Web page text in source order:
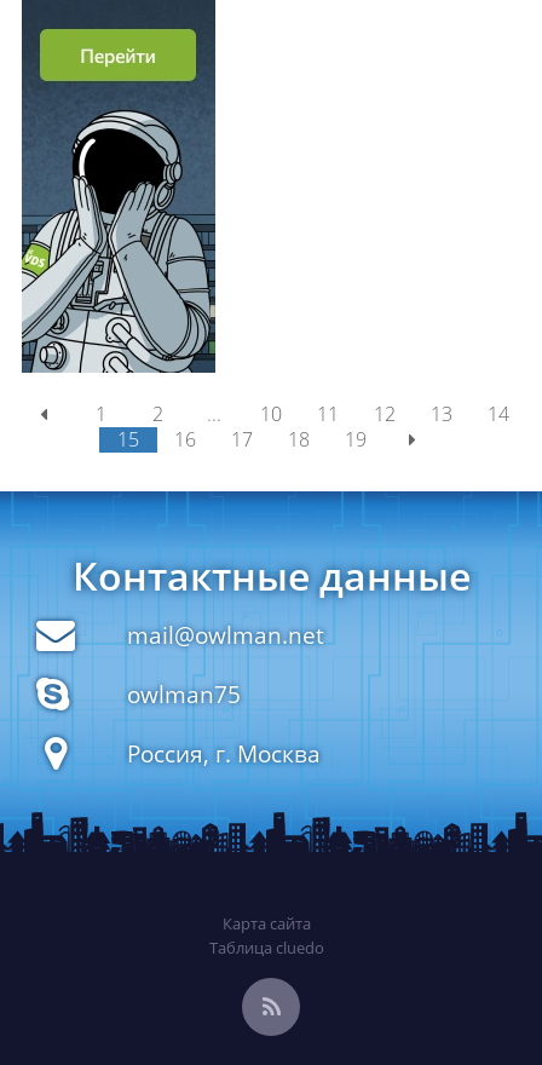
1 2 ... 10 11 12 13
14
15
16 17 18 19
Контактные данные
mail@owlman.net
owlman75
Россия, г. Москва
Карта сайта
Таблица cluedo